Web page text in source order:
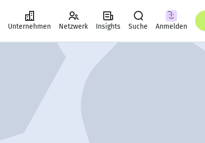
Unternehmen Netzwerk Insights Suche Anmelden